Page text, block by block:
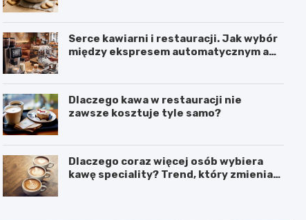
Serce kawiarni i restauracji. Jak wybór
między ekspresem automatycznym a
Dlaczego kawa w restauracji nie
zawsze kosztuje tyle samo?
Dlaczego coraz więcej osób wybiera
kawę speciality? Trend, który zmienia